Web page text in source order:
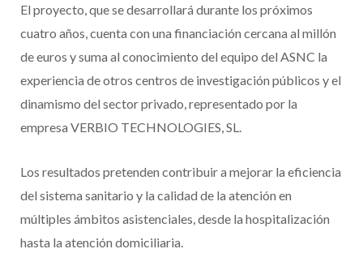
El proyecto, que se desarrollará durante los próximos
cuatro años, cuenta con una financiación cercana al millón
de euros y suma al conocimiento del equipo del ASNC la
experiencia de otros centros de investigación públicos y el
dinamismo del sector privado, representado por la
empresa VERBIO TECHNOLOGIES, SL.
Los resultados pretenden contribuir a mejorar la eficiencia
del sistema sanitario y la calidad de la atención en
múltiples ámbitos asistenciales, desde la hospitalización
hasta la atención domiciliaria.